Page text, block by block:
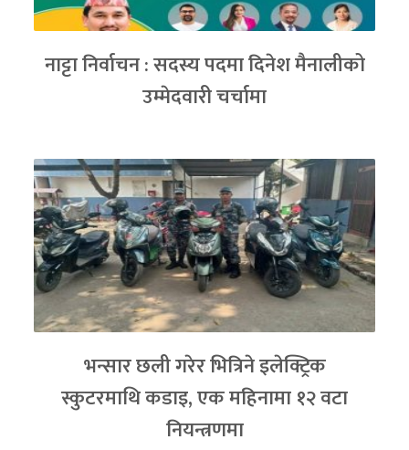
नाट्टा निर्वाचन : सदस्य पदमा दिनेश मैनालीको
उम्मेदवारी चर्चामा
भन्सार छली गरेर भित्रिने इलेक्ट्रिक
स्कुटरमाथि कडाइ, एक महिनामा १२ वटा
नियन्त्रणमा